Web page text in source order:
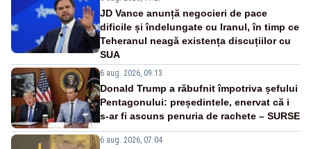
JD Vance anunță negocieri de pace
dificile și îndelungate cu Iranul, în timp ce
Teheranul neagă existența discuțiilor cu
SUA
6 aug. 2026, 09:13
Donald Trump a răbufnit împotriva șefului
Pentagonului: președintele, enervat că i
s-ar fi ascuns penuria de rachete – SURSE
6 aug. 2026, 07:04